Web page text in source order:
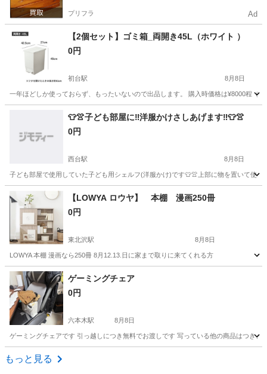
プリフラ Ad
【2個セット】ゴミ箱_両開き45L（ホワイト ）
0円
初台駅 8月8日
一年ほどしか使っておらず、もったいないので出品します。 購入時価格は¥8000程（
初台駅 インテリア雑貨/小物 楽天
👕👚子ども部屋に‼️洋服かけさしあげます‼️👕👚
0円
西台駅 8月8日
子ども部屋で使用していた子ども用シェルフ(洋服かけ)です👕👚上部に物を置いて使
板橋区 収納家具
【LOWYA ロウヤ】 本棚 漫画250冊
0円
東北沢駅 8月8日
LOWYA 本棚 漫画なら250冊 8月12.13.日に家まで取りに来てくれる方
東京 渋谷区 東北沢駅
ゲーミングチェア
0円
六本木駅 8月8日
ゲーミングチェアです 引っ越しにつき無料でお渡しです 写っている他の商品はつきま
東京 港区
もっと見る